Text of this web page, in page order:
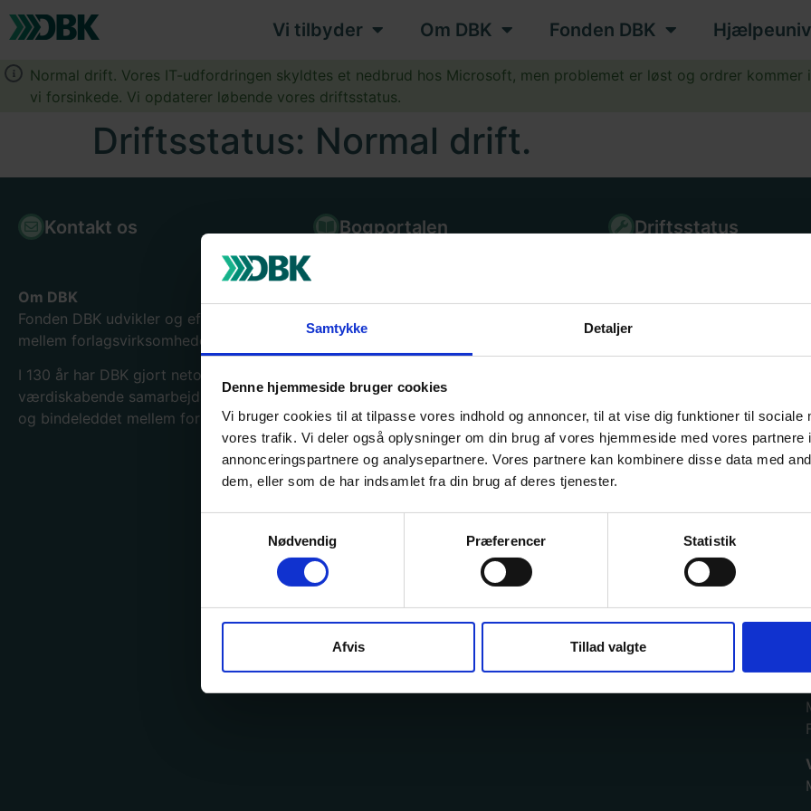
Samtykke Detaljer
Denne hjemmeside bruger cookies
Vi bruger cookies til at tilpasse vores indhold og annoncer, til at vise dig funktioner til sociale
vores trafik. Vi deler også oplysninger om din brug af vores hjemmeside med vores partnere
annonceringspartnere og analysepartnere. Vores partnere kan kombinere disse data med
dem, eller som de har indsamlet fra din brug af deres tjenester.
Nødvendig
Præferencer Statistik
Afvis Tillad valgte
Vi tilbyder Om DBK Fonden DBK
Normal drift. Vores IT-udfordringen skyldtes et nedbrud hos Microsoft, men problemet er løst og ordrer
vi forsinkede. Vi opdaterer løbende vores driftsstatus.
Driftsstatus: Normal drift.
Kontakt os Bogportalen Driftsstatus
Om DBK
Fonden DBK udvikler og effektiviserer samhandelen
mellem forlagsvirksomheder og boghandlere.
I 130 år har DBK gjort netop det og er blevet en
værdiskabende samarbejdspartner for hele bogbranchen
og bindeleddet mellem forlag og forhandler.